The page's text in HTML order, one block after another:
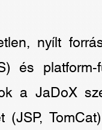
nyílt
és
a JaDoX
(JSP,